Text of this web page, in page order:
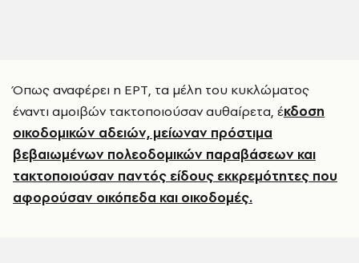
Όπως αναφέρει η ΕΡΤ, τα μέλη του κυκλώματος
έναντι αμοιβών τακτοποιούσαν αυθαίρετα, έκδοση
οικοδομικών αδειών, μείωναν πρόστιμα
βεβαιωμένων πολεοδομικών παραβάσεων και
τακτοποιούσαν παντός είδους εκκρεμότητες που
αφορούσαν οικόπεδα και οικοδομές.